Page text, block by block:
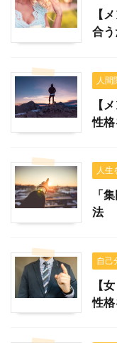
【
合
人間
【
性
人生
「
法
自己
【
性